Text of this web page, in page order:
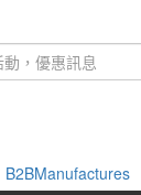
B2BManufactures